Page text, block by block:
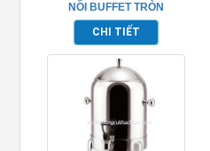
NỒI BUFFET TRÒN
TP697003
CHI TIẾT